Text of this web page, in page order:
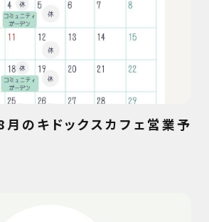
8月のキドックスカフェ営業予